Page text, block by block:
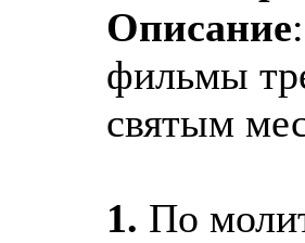
Описание
фильмы
святым
1. По